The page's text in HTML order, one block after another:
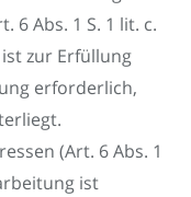
6 Abs. 1 S. 1 lit. c.
zur Erfüllung
erforderlich,
(Art. 6 Abs. 1
ist